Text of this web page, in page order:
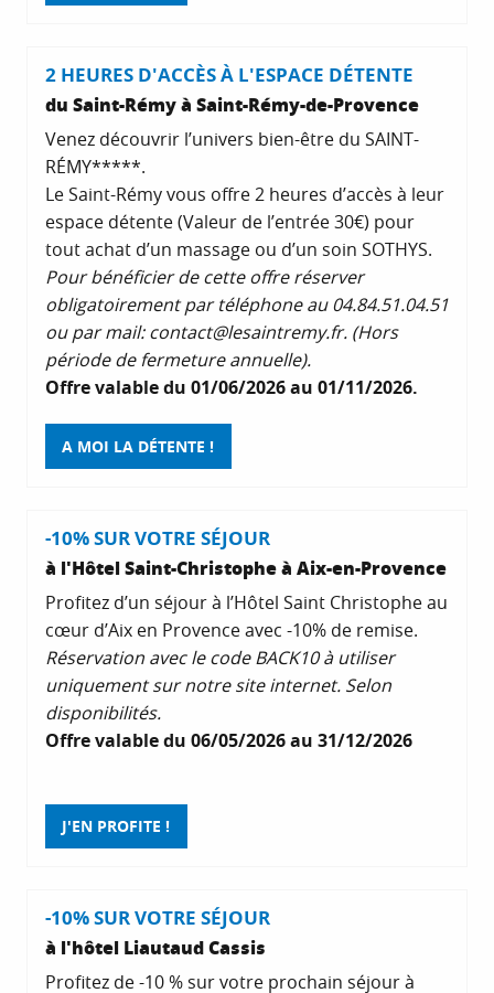
2 HEURES D'ACCÈS À L'ESPACE DÉTENTE
du Saint-Rémy à Saint-Rémy-de-Provence
Venez découvrir l’univers bien-être du SAINT-
RÉMY*****.
Le Saint-Rémy vous offre 2 heures d’accès à leur
espace détente (Valeur de l’entrée 30€) pour
tout achat d’un massage ou d’un soin SOTHYS.
Pour bénéficier de cette offre réserver
obligatoirement par téléphone au 04.84.51.04.51
ou par mail:contact@lesaintremy.fr. (Hors
période de fermeture annuelle).
Offre valable du 01/06/2026 au 01/11/2026.
A MOI LA DÉTENTE !
-10% SUR VOTRE SÉJOUR
à l'Hôtel Saint-Christophe à Aix-en-Provence
Profitez d’un séjour à l’Hôtel Saint Christophe au
cœur d’Aix en Provence avec -10% de remise.
Réservation avec le code BACK10 à utiliser
uniquement sur notre site internet. Selon
disponibilités.
Offre valable du 06/05/2026 au 31/12/2026
J'EN PROFITE !
-10% SUR VOTRE SÉJOUR
à l'hôtel Liautaud Cassis
Profitez de -10 % sur votre prochain séjour à